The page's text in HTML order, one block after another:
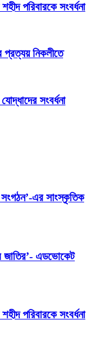
পরিবারকে সংবর্ধনা
প্রত্যয় নিকলীতে
সংবর্ধনা
সংগঠন’-এর সাংস্কৃতিক
জাতির’- এডভোকেট
পরিবারকে সংবর্ধনা